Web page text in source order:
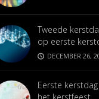
Tweede
op eerste
DECEMBER 26,
Eerste